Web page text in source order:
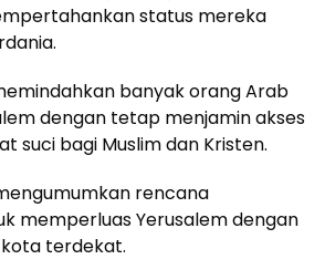
status mereka
banyak orang Arab
dengan tetap menjamin akses
suci bagi Muslim dan Kristen.
rencana
memperluas Yerusalem dengan
terdekat.